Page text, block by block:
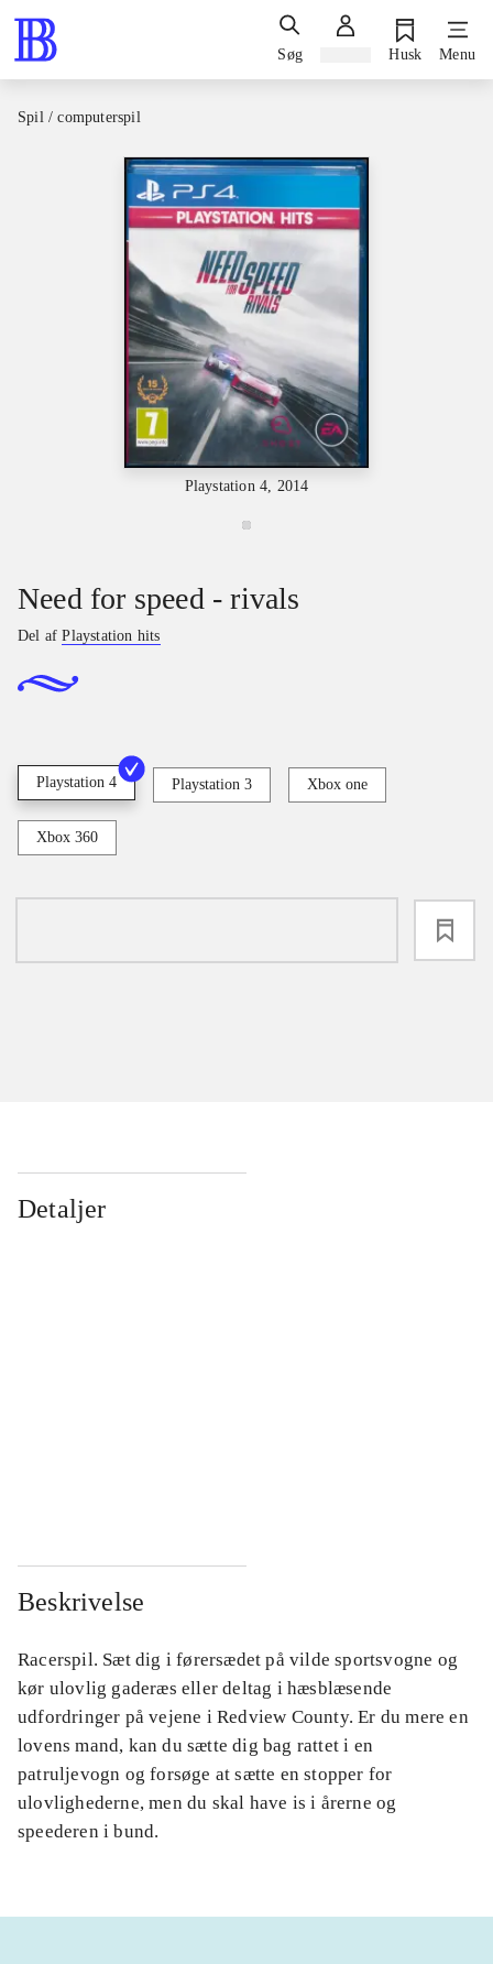
Søg Husk Menu
Spil / computerspil
Playstation 4, 2014
Need for speed - rivals
Del afPlaystation hits
Playstation 4 Playstation 3 Xbox one
Xbox 360
Detaljer
Beskrivelse
Racerspil. Sæt dig i førersædet på vilde sportsvogne og
kør ulovlig gaderæs eller deltag i hæsblæsende
udfordringer på vejene i Redview County. Er du mere en
lovens mand, kan du sætte dig bag rattet i en
patruljevogn og forsøge at sætte en stopper for
ulovlighederne, men du skal have is i årerne og
speederen i bund.